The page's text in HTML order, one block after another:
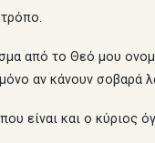
από το Θεό μου
αν κάνουν σοβαρά
είναι και ο κύριος